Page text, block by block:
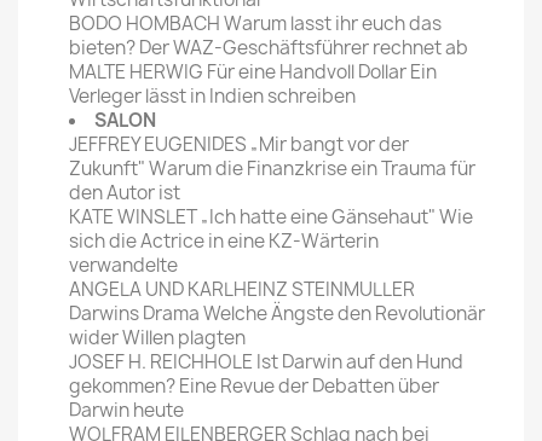
BODO HOMBACH Warum lasst ihr euch das
bieten? Der WAZ-Geschäftsführer rechnet ab
MALTE HERWIG Für eine Handvoll Dollar Ein
Verleger lässt in Indien schreiben
SALON
JEFFREY EUGENIDES „Mir bangt vor der
Zukunft" Warum die Finanzkrise ein Trauma für
den Autor ist
KATE WINSLET „Ich hatte eine Gänsehaut" Wie
sich die Actrice in eine KZ-Wärterin
verwandelte
ANGELA UND KARLHEINZ STEINMULLER
Darwins Drama Welche Ängste den Revolutionär
wider Willen plagten
JOSEF H. REICHHOLE Ist Darwin auf den Hund
gekommen? Eine Revue der Debatten über
Darwin heute
WOLFRAM EILENBERGER Schlag nach bei